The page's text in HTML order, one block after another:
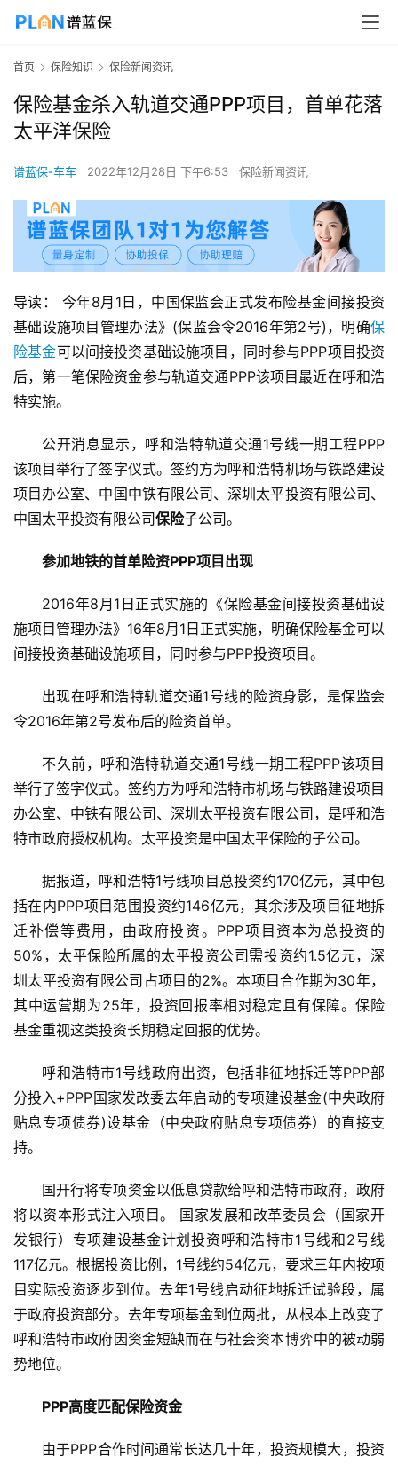
首页 保险知识 保险新闻资讯
保险基金杀入轨道交通PPP项目，首单花落
太平洋保险
谱蓝保-车车 2022年12月28日 下午6:53 保险新闻资讯
导读： 今年8月1日，中国保监会正式发布险基金间接投资
基础设施项目管理办法》(保监会令2016年第2号)，明确保
险基金可以间接投资基础设施项目，同时参与PPP项目投资
后，第一笔保险资金参与轨道交通PPP该项目最近在呼和浩
特实施。
公开消息显示，呼和浩特轨道交通1号线一期工程PPP
该项目举行了签字仪式。签约方为呼和浩特机场与铁路建设
项目办公室、中国中铁有限公司、深圳太平投资有限公司、
中国太平投资有限公司保险子公司。
参加地铁的首单险资PPP项目出现
2016年8月1日正式实施的《保险基金间接投资基础设
施项目管理办法》16年8月1日正式实施，明确保险基金可以
间接投资基础设施项目，同时参与PPP投资项目。
出现在呼和浩特轨道交通1号线的险资身影，是保监会
令2016年第2号发布后的险资首单。
不久前，呼和浩特轨道交通1号线一期工程PPP该项目
举行了签字仪式。签约方为呼和浩特市机场与铁路建设项目
办公室、中铁有限公司、深圳太平投资有限公司，是呼和浩
特市政府授权机构。太平投资是中国太平保险的子公司。
据报道，呼和浩特1号线项目总投资约170亿元，其中包
括在内PPP项目范围投资约146亿元，其余涉及项目征地拆
迁补偿等费用，由政府投资。PPP项目资本为总投资的
50%，太平保险所属的太平投资公司需投资约1.5亿元，深
圳太平投资有限公司占项目的2%。本项目合作期为30年，
其中运营期为25年，投资回报率相对稳定且有保障。保险
基金重视这类投资长期稳定回报的优势。
呼和浩特市1号线政府出资，包括非征地拆迁等PPP部
分投入+PPP国家发改委去年启动的专项建设基金(中央政府
贴息专项债券)设基金（中央政府贴息专项债券）的直接支
持。
国开行将专项资金以低息贷款给呼和浩特市政府，政府
将以资本形式注入项目。 国家发展和改革委员会（国家开
发银行）专项建设基金计划投资呼和浩特市1号线和2号线
117亿元。根据投资比例，1号线约54亿元，要求三年内按项
目实际投资逐步到位。去年1号线启动征地拆迁试验段，属
于政府投资部分。去年专项基金到位两批，从根本上改变了
呼和浩特市政府因资金短缺而在与社会资本博弈中的被动弱
势地位。
PPP高度匹配保险资金
由于PPP合作时间通常长达几十年，投资规模大，投资